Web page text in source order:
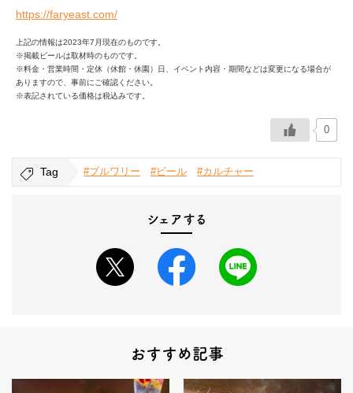
https://faryeast.com/
上記の情報は2023年7月現在のものです。
※掲載ビールは取材時のものです。
※料金・営業時間・定休（休館・休園）日、イベント内容・期間などは変更になる場合が
ありますので、事前にご確認ください。
※表記されている価格は税込みです。
0
Tag #ブルワリー #ビール #カルチャー
シェアする
おすすめ記事